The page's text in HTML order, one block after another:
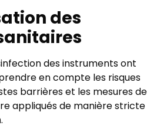
des
des instruments ont
en compte les risques
barrières et les mesures de
appliqués de manière stricte